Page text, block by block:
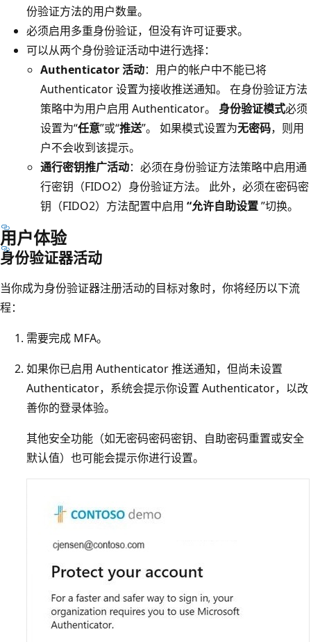
份验证方法的用户数量。
必须启用多重身份验证，但没有许可证要求。
可以从两个身份验证活动中进行选择：
Authenticator 活动：用户的帐户中不能已将
Authenticator 设置为接收推送通知。 在身份验证方法
策略中为用户启用 Authenticator。 身份验证模式必须
设置为“任意”或“推送”。 如果模式设置为无密码，则用
户不会收到该提示。
通行密钥推广活动：必须在身份验证方法策略中启用通
行密钥（FIDO2）身份验证方法。 此外，必须在密码密
钥（FIDO2）方法配置中启用 “允许自助设置”切换。
用户体验
身份验证器活动
当你成为身份验证器注册活动的目标对象时，你将经历以下流
程：
需要完成 MFA。
如果你已启用 Authenticator 推送通知，但尚未设置
Authenticator，系统会提示你设置 Authenticator，以改
善你的登录体验。
其他安全功能（如无密码密码密钥、自助密码重置或安全
默认值）也可能会提示你进行设置。